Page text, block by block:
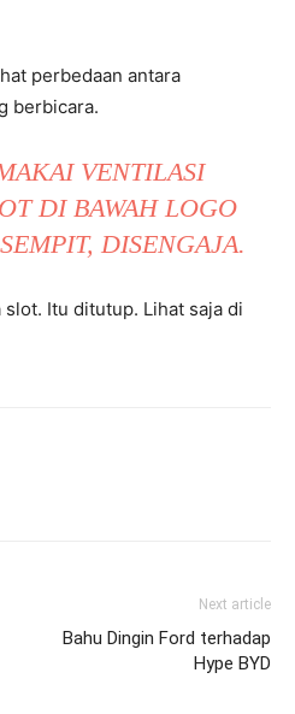
perbedaan antara
berbicara.
VENTILASI
DI BAWAH LOGO
DISENGAJA.
Itu ditutup. Lihat saja di
Next article
Bahu Dingin Ford terhadap
Hype BYD